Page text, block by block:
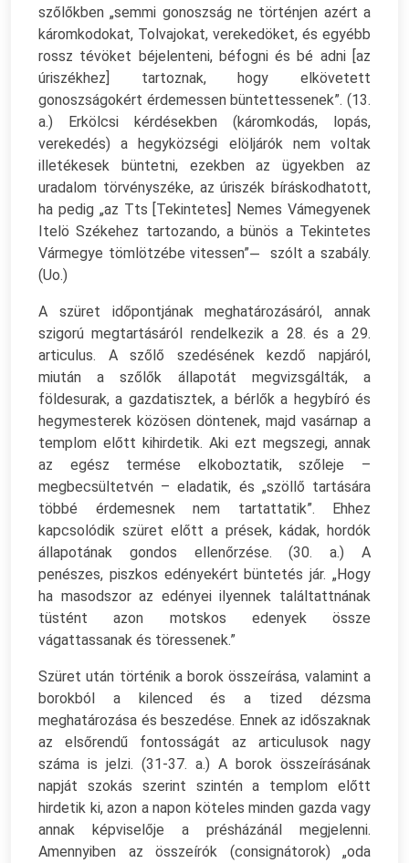
szőlőkben „semmi gonoszság ne történjen azért a
káromkodokat, Tolvajokat, verekedöket, és egyébb
rossz tévöket béjelenteni, béfogni és bé adni [az
úriszékhez] tartoznak, hogy elkövetett
gonoszságokért érdemessen büntettessenek”. (13.
a.) Erkölcsi kérdésekben (káromkodás, lopás,
verekedés) a hegyközségi elöljárók nem voltak
illetékesek büntetni, ezekben az ügyekben az
uradalom törvényszéke, az úriszék bíráskodhatott,
ha pedig „az Tts [Tekintetes] Nemes Vámegyenek
Itelö Székehez tartozando, a bünös a Tekintetes
Vármegye tömlötzébe vitessen” ̶ szólt a szabály.
(Uo.)
A szüret időpontjának meghatározásáról, annak
szigorú megtartásáról rendelkezik a 28. és a 29.
articulus. A szőlő szedésének kezdő napjáról,
miután a szőlők állapotát megvizsgálták, a
földesurak, a gazdatisztek, a bérlők a hegybíró és
hegymesterek közösen döntenek, majd vasárnap a
templom előtt kihirdetik. Aki ezt megszegi, annak
az egész termése elkoboztatik, szőleje –
megbecsültetvén – eladatik, és „szöllő tartására
többé érdemesnek nem tartattatik”. Ehhez
kapcsolódik szüret előtt a prések, kádak, hordók
állapotának gondos ellenőrzése. (30. a.) A
penészes, piszkos edényekért büntetés jár. „Hogy
ha masodszor az edényei ilyennek találtattnának
tüstént azon motskos edenyek össze
vágattassanak és töressenek.”
Szüret után történik a borok összeírása, valamint a
borokból a kilenced és a tized dézsma
meghatározása és beszedése. Ennek az időszaknak
az elsőrendű fontosságát az articulusok nagy
száma is jelzi. (31-37. a.) A borok összeírásának
napját szokás szerint szintén a templom előtt
hirdetik ki, azon a napon köteles minden gazda vagy
annak képviselője a présházánál megjelenni.
Amennyiben az összeírók (consignátorok) „oda